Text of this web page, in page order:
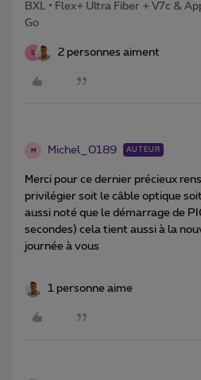
BXL • Flex+ Ultra Fiber + V7c &
Go
S 2 personnes aiment
M Michel_0189 AUTEUR
Merci pour ce dernier précieux
privilégier soit le câble optique soit
aussi noté que le démarrage de
secondes) cela tient aussi à la
journée à vous
1 personne aime